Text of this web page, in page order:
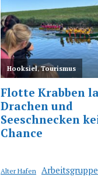
Alter Hafen Arbeitsgruppe